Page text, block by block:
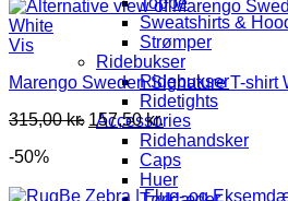
Sweatshirts &
Strømper
Ridebukser
Ridebukser
Ridetights
Accessories
Ridehandsker
Caps
Huer
Vis
Marengo Sweden Signature T-shirt
315,00kr. Den
oprindelige
157,50kr.Den
aktuelle
pris
er:
-50%